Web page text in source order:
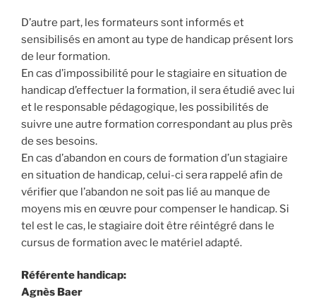
D’autre part, les formateurs sont informés et
sensibilisés en amont au type de handicap présent lors
de leur formation.
En cas d’impossibilité pour le stagiaire en situation de
handicap d’effectuer la formation, il sera étudié avec lui
et le responsable pédagogique, les possibilités de
suivre une autre formation correspondant au plus près
de ses besoins.
En cas d’abandon en cours de formation d’un stagiaire
en situation de handicap, celui-ci sera rappelé afin de
vérifier que l’abandon ne soit pas lié au manque de
moyens mis en œuvre pour compenser le handicap. Si
tel est le cas, le stagiaire doit être réintégré dans le
cursus de formation avec le matériel adapté.
Référente handicap:
Agnès Baer